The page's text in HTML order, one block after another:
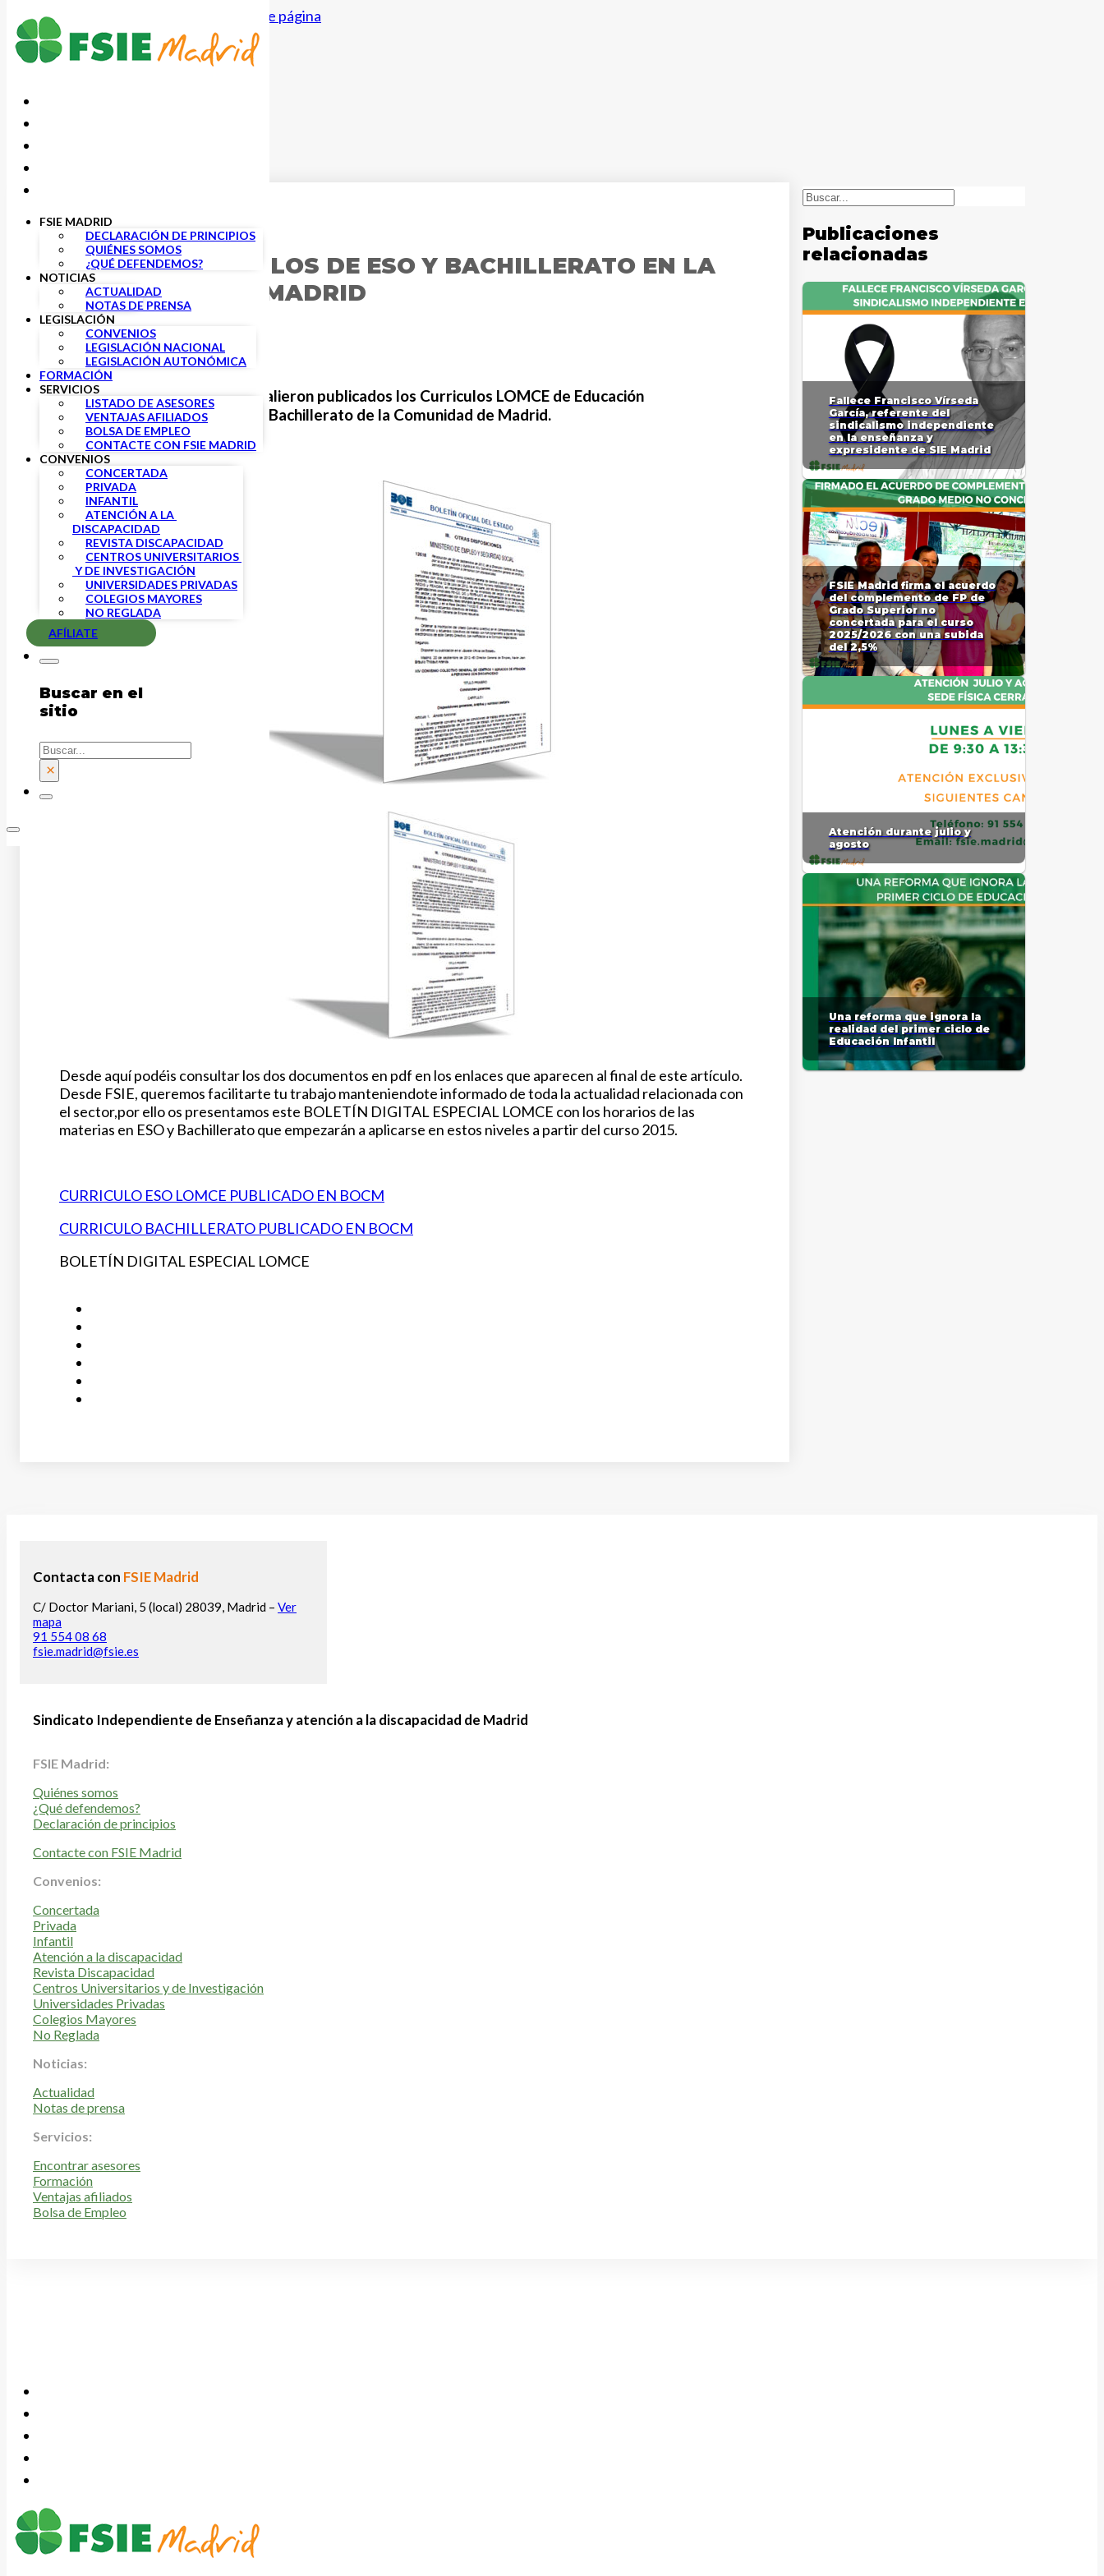
Saltar al contenido principal Saltar al pie de página
FSIE MADRID
DECLARACIÓN DE PRINCIPIOS
QUIÉNES SOMOS
¿QUÉ DEFENDEMOS?
NOTICIAS
ACTUALIDAD
NOTAS DE PRENSA
LEGISLACIÓN
CONVENIOS
LEGISLACIÓN NACIONAL
LEGISLACIÓN AUTONÓMICA
FORMACIÓN
SERVICIOS
LISTADO DE ASESORES
VENTAJAS AFILIADOS
BOLSA DE EMPLEO
CONTACTE CON FSIE MADRID
CONVENIOS
CONCERTADA
PRIVADA
INFANTIL
ATENCIÓN A LA
DISCAPACIDAD
REVISTA DISCAPACIDAD
CENTROS UNIVERSITARIOS
Y DE INVESTIGACIÓN
UNIVERSIDADES PRIVADAS
COLEGIOS MAYORES
NO REGLADA
AFÍLIATE
Buscar en el
sitio
Buscar
×
8 JUNIO, 2015
LOMCE. CURRÍCULOS DE ESO Y BACHILLERATO EN LA
COMUNIDAD DE MADRID
El pasado mes de mayo salieron publicados los Curriculos LOMCE de Educación
Secundaria Obligatoria y Bachillerato de la Comunidad de Madrid.
Desde aquí podéis consultar los dos documentos en pdf en los enlaces que aparecen al final de este artículo.
Desde FSIE, queremos facilitarte tu trabajo manteniendote informado de toda la actualidad relacionada con
el sector,por ello os presentamos este BOLETÍN DIGITAL ESPECIAL LOMCE con los horarios de las
materias en ESO y Bachillerato que empezarán a aplicarse en estos niveles a partir del curso 2015.
CURRICULO ESO LOMCE PUBLICADO EN BOCM
CURRICULO BACHILLERATO PUBLICADO EN BOCM
BOLETÍN DIGITAL ESPECIAL LOMCE
Buscar
Publicaciones
relacionadas
Fallece Francisco Vírseda
García, referente del
sindicalismo independiente
en la enseñanza y
expresidente de SIE Madrid
FSIE Madrid firma el acuerdo
del complemento de FP de
Grado Superior no
concertada para el curso
2025/2026 con una subida
del 2,5%
Atención durante julio y
agosto
Una reforma que ignora la
realidad del primer ciclo de
Educación Infantil
Contacta con FSIE Madrid
C/ Doctor Mariani, 5 (local) 28039, Madrid – Ver
mapa
91 554 08 68
fsie.madrid@fsie.es
Sindicato Independiente de Enseñanza y atención a la discapacidad de Madrid
FSIE Madrid:
Quiénes somos
¿Qué defendemos?
Declaración de principios
Contacte con FSIE Madrid
Convenios:
Concertada
Privada
Infantil
Atención a la discapacidad
Revista Discapacidad
Centros Universitarios y de Investigación
Universidades Privadas
Colegios Mayores
No Reglada
Noticias:
Actualidad
Notas de prensa
Servicios:
Encontrar asesores
Formación
Ventajas afiliados
Bolsa de Empleo